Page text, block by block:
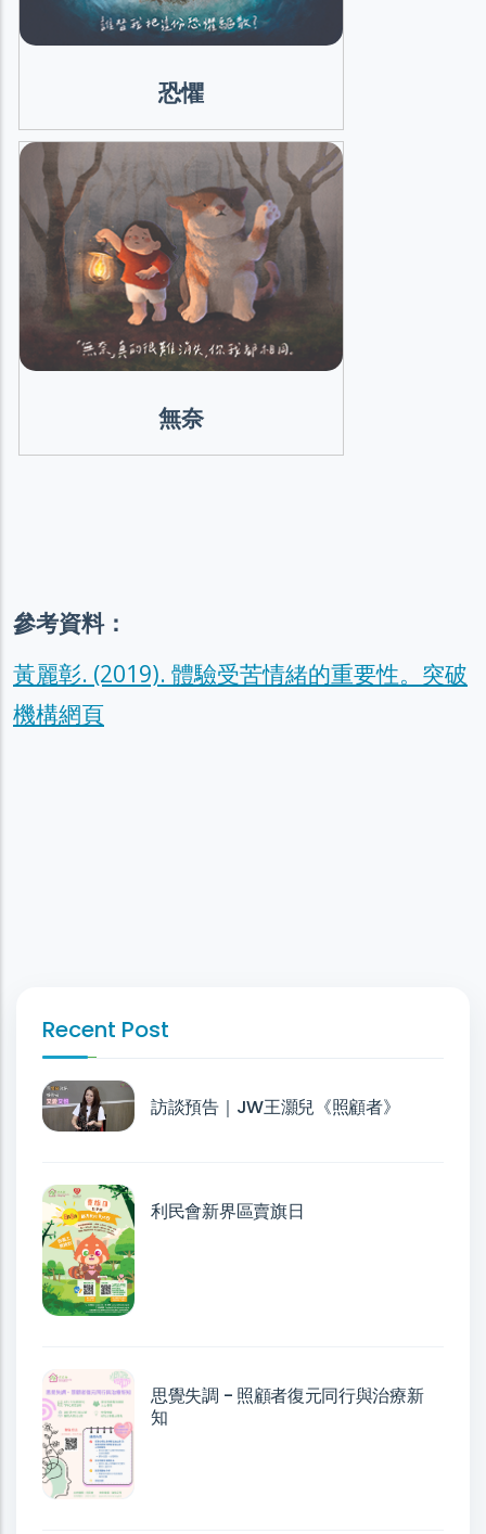
恐懼
無奈
參考資料：
黃麗彰. (2019). 體驗受苦情緒的重要性。突破
機構網頁
Recent Post
訪談預告｜JW王灝兒《照顧者》
利民會新界區賣旗日
思覺失調 - 照顧者復元同行與治療新
知